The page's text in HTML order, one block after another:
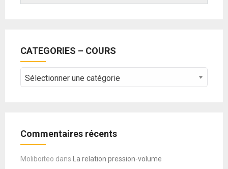
CATEGORIES – COURS
–
Commentaires récents
Moliboiteo dans La relation pression-volume